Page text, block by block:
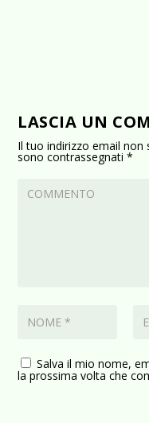
LASCIA UN
Il tuo indirizzo email non
sono contrassegnati*
Salva il mio nome,
la prossima volta che